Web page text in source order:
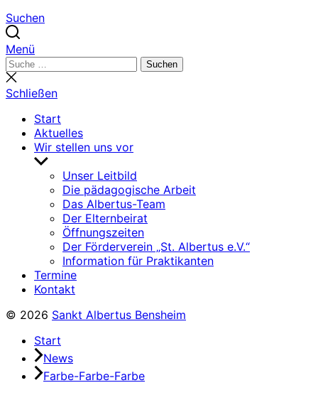
Suchen
Menü
Suchen
nach:
Suchen
Suche
schließen
Schließen
Start
Aktuelles
Wir stellen uns vor
Untermenü
anzeigenUnser Leitbild
Die pädagogische Arbeit
Das Albertus-Team
Der Elternbeirat
Öffnungszeiten
Der Förderverein „St. Albertus e.V.“
Information für Praktikanten
Termine
Kontakt
© 2026 Sankt Albertus Bensheim
Start
News
Farbe-Farbe-Farbe